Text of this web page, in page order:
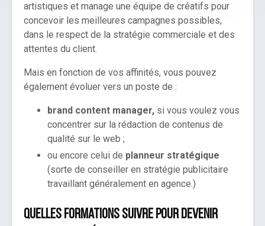
artistiques et manage une équipe de créatifs pour
concevoir les meilleures campagnes possibles,
dans le respect de la stratégie commerciale et des
attentes du client.
Mais en fonction de vos affinités, vous pouvez
également évoluer vers un poste de :
brand content manager, si vous voulez vous
concentrer sur la rédaction de contenus de
qualité sur le web ;
ou encore celui de planneur stratégique
(sorte de conseiller en stratégie publicitaire
travaillant généralement en agence.)
Quelles formations suivre pour devenir